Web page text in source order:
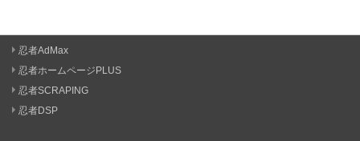
忍者AdMax
忍者ホームページPLUS
忍者SCRAPING
忍者DSP